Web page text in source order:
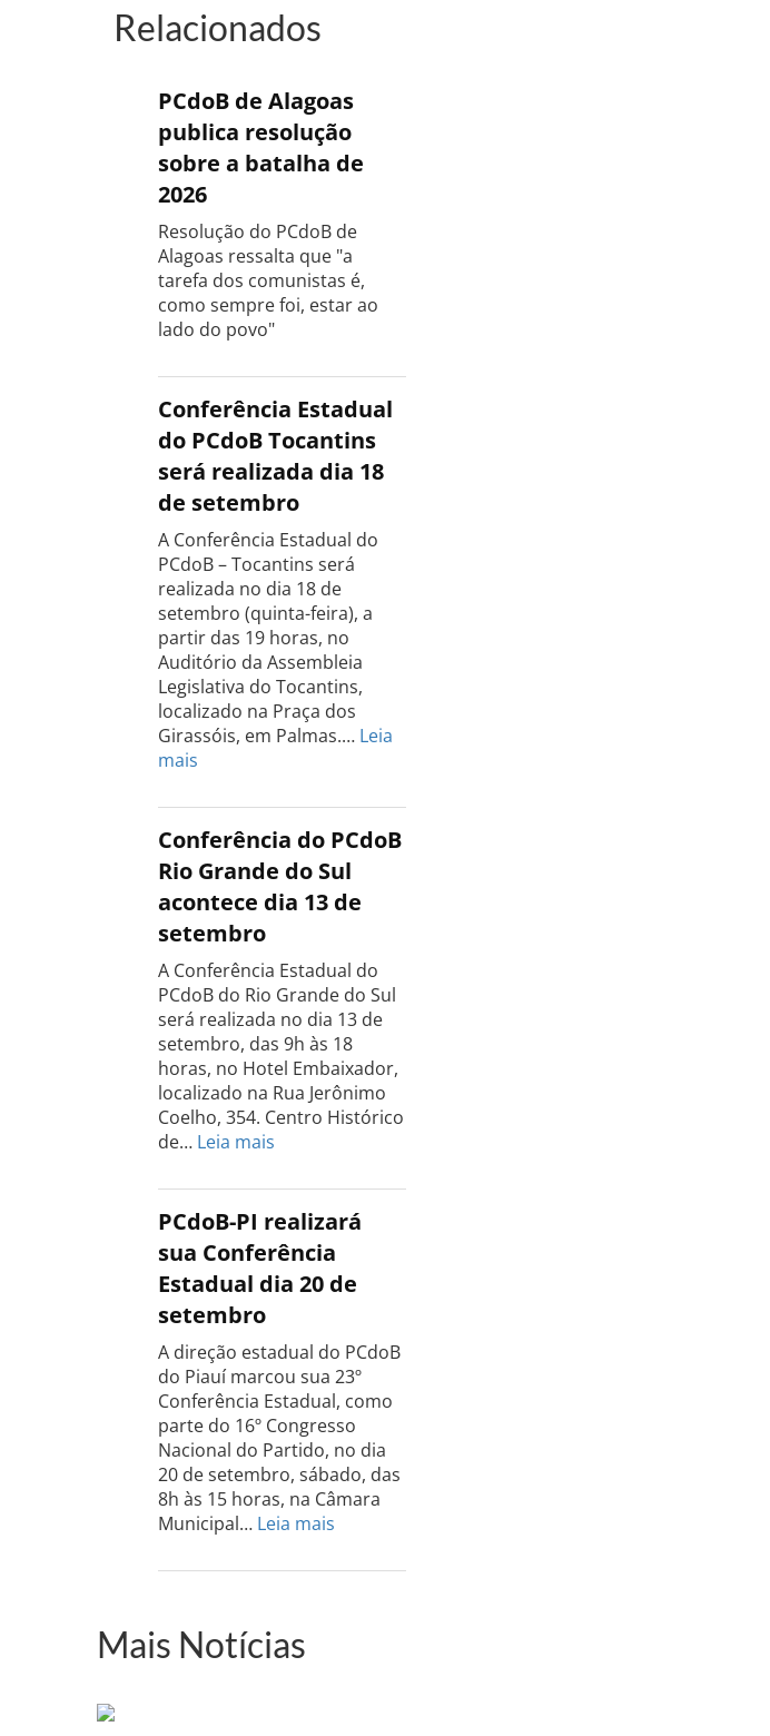
Relacionados
PCdoB de Alagoas
publica resolução
sobre a batalha de
2026
Resolução do PCdoB de
Alagoas ressalta que "a
tarefa dos comunistas é,
como sempre foi, estar ao
lado do povo"
Conferência Estadual
do PCdoB Tocantins
será realizada dia 18
de setembro
A Conferência Estadual do
PCdoB – Tocantins será
realizada no dia 18 de
setembro (quinta-feira), a
partir das 19 horas, no
Auditório da Assembleia
Legislativa do Tocantins,
localizado na Praça dos
Girassóis, em Palmas.… Leia
mais
Estadual
do
Tocantins
será
realizada
18
de
setembro
Conferência do PCdoB
Rio Grande do Sul
acontece dia 13 de
setembro
A Conferência Estadual do
PCdoB do Rio Grande do Sul
será realizada no dia 13 de
setembro, das 9h às 18
horas, no Hotel Embaixador,
localizado na Rua Jerônimo
Coelho, 354. Centro Histórico
de… Leia mais
do
PCdoB
Rio
Grande
do
dia
13
de
setembro
PCdoB-PI realizará
sua Conferência
Estadual dia 20 de
setembro
A direção estadual do PCdoB
do Piauí marcou sua 23º
Conferência Estadual, como
parte do 16º Congresso
Nacional do Partido, no dia
20 de setembro, sábado, das
8h às 15 horas, na Câmara
Municipal… Leia mais
PI
Mais Notícias